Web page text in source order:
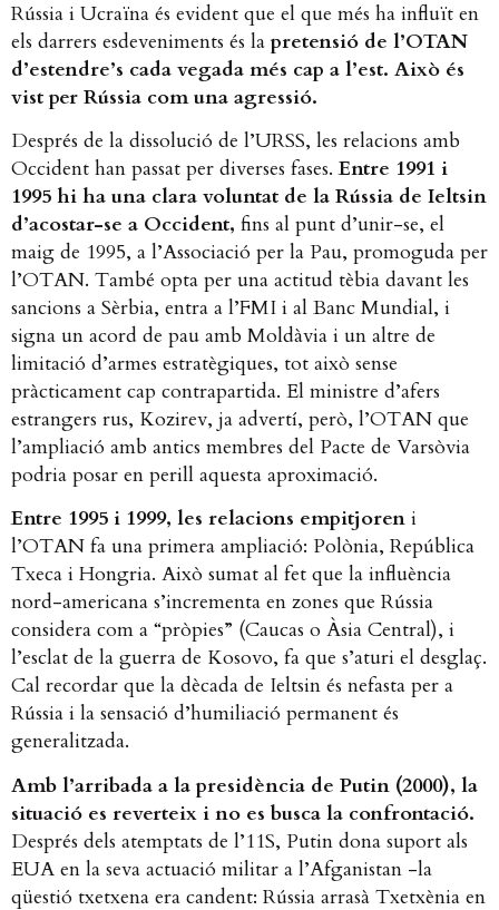
Rússia i Ucraïna és evident que el que més ha influït en
els darrers esdeveniments és la pretensió de l’OTAN
d’estendre’s cada vegada més cap a l’est. Això és
vist per Rússia com una agressió.
Després de la dissolució de l’URSS, les relacions amb
Occident han passat per diverses fases.Entre 1991 i
1995 hi ha una clara voluntat de la Rússia de Ieltsin
d’acostar-se a Occident, fins al punt d’unir-se, el
maig de 1995, a l’Associació per la Pau, promoguda per
l’OTAN. També opta per una actitud tèbia davant les
sancions a Sèrbia, entra a l’FMI i al Banc Mundial, i
signa un acord de pau amb Moldàvia i un altre de
limitació d’armes estratègiques, tot això sense
pràcticament cap contrapartida. El ministre d’afers
estrangers rus, Kozirev, ja advertí, però, l’OTAN que
l’ampliació amb antics membres del Pacte de Varsòvia
podria posar en perill aquesta aproximació.
Entre 1995 i 1999, les relacions empitjoren i
l’OTAN fa una primera ampliació: Polònia, República
Txeca i Hongria. Això sumat al fet que la influència
nord-americana s’incrementa en zones que Rússia
considera com a “pròpies” (Caucas o Àsia Central), i
l’esclat de la guerra de Kosovo, fa que s’aturi el desglaç.
Cal recordar que la dècada de Ieltsin és nefasta per a
Rússia i la sensació d’humiliació permanent és
generalitzada.
Amb l’arribada a la presidència de Putin (2000), la
situació es reverteix i no es busca la confrontació.
Després dels atemptats de l’11S, Putin dona suport als
EUA en la seva actuació militar a l’Afganistan -la
qüestió txetxena era candent: Rússia arrasà Txetxènia en